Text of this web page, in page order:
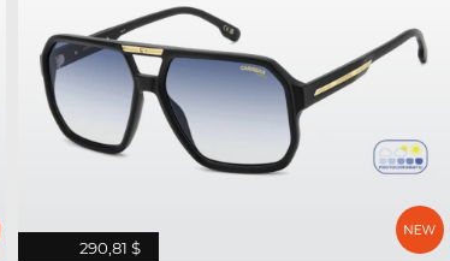
290,81 $